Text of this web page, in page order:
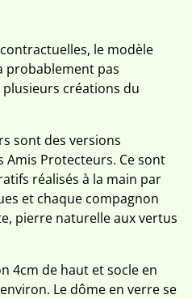
le modèle
probablement pas
créations du
sont des versions
Protecteurs. Ce sont
réalisés à la main par
et chaque compagnon
pierre naturelle aux vertus
4cm de haut et socle en
Le dôme en verre se